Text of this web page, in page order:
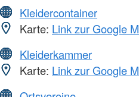
Kleidercontainer
Karte: Link zur Google
Kleiderkammer
Karte: Link zur Google